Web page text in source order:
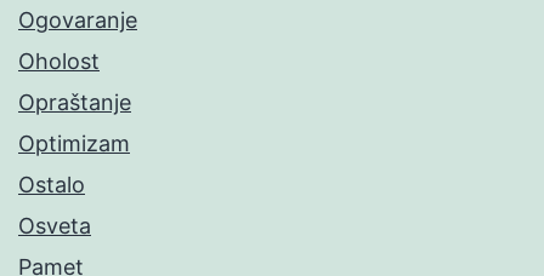
Ogovaranje
Oholost
Opraštanje
Optimizam
Ostalo
Osveta
Pamet